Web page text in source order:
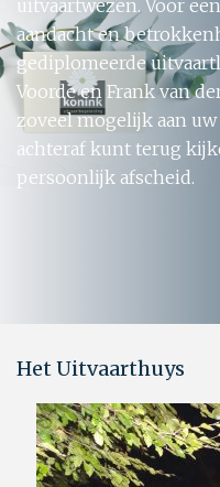
uitvaartwezen. Voor
aandacht en
gediplomeerde
Voorde en Frank van
zoveel mogelijk aan
achteraf kunt terug
persoonlijk afscheid.
Het Uitvaarthuys